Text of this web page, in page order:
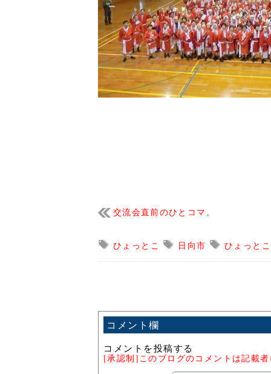
交流会直前のひとコマ。
ひょっとこ 日向市 ひょっと
コメント欄
コメントを投稿する
[承認制]このブログのコメントは記載